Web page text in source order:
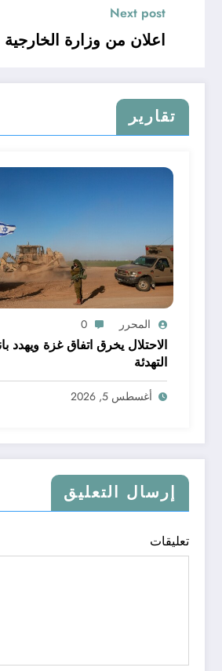
Next post
اعلان من وزارة الخارجية الجزائرية للمواطنين المقيمين في بوركينافاسو
تقارير
المحرر 0
الاحتلال يخرق اتفاق غزة ويهدد
التهدئة
أغسطس 5, 2026
إرسال التعليق
تعليقات